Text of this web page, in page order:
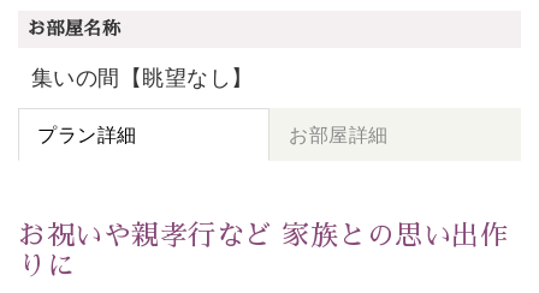
お部屋名称
集いの間【眺望なし】
プラン詳細 お部屋詳細
お祝いや親孝行など 家族との思い出作
りに